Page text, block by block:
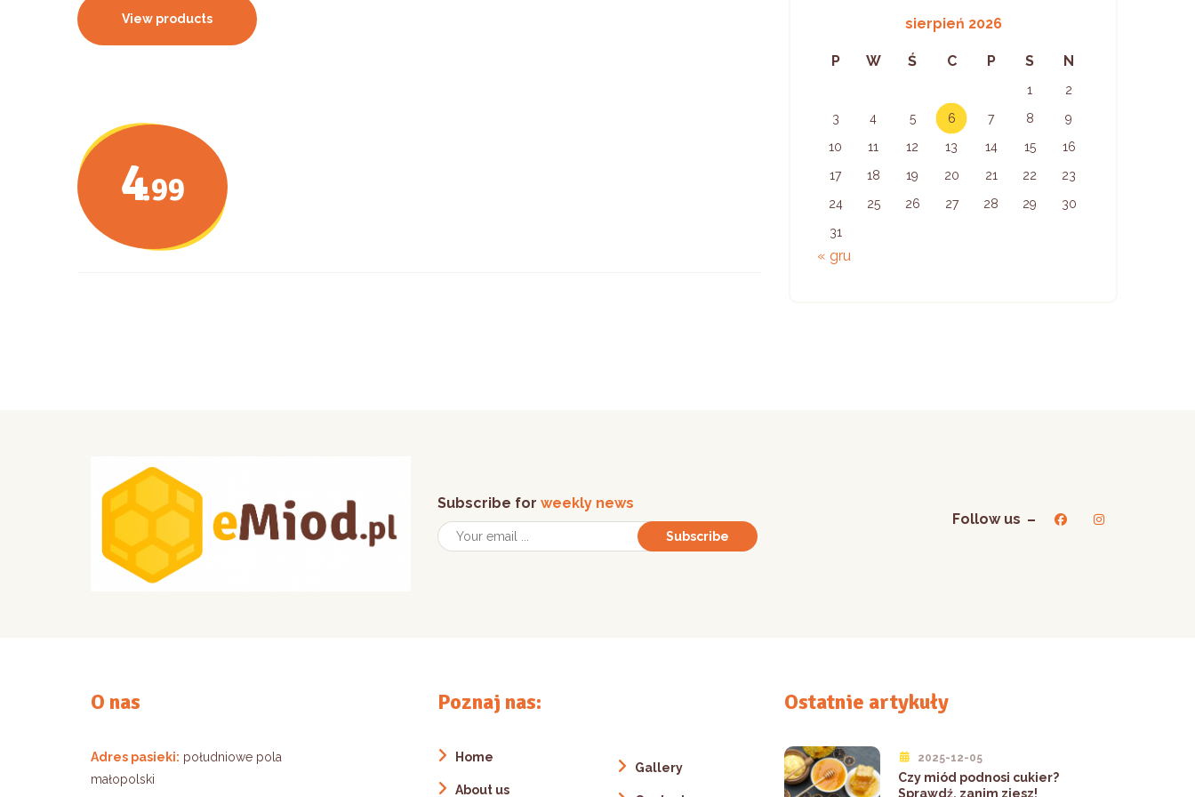
View products
4.99
sierpień 2026
P W Ś C P S N
1
2
3
4 5 6 7 8
9
10
11 12 13 14 15
16
17
18 19 20 21 22
23
24
25 26 27 28 29
30
31
« gru
Subscribe for weekly news
Subscribe
Follow us
O nas
Adres pasieki: południowe pola
małopolski
Poznaj nas:
Home
About us
Gallery
Ostatnie artykuły
2025-12-05
Czy miód podnosi cukier?
Sprawdź, zanim zjesz!